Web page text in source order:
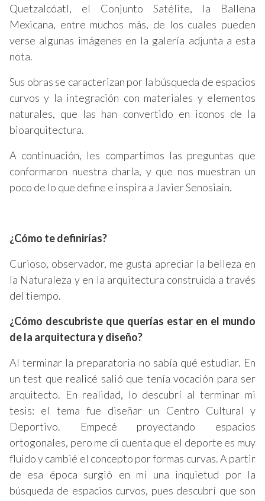
Quetzalcóatl, el Conjunto Satélite, la Ballena
Mexicana, entre muchos más, de los cuales pueden
verse algunas imágenes en la galería adjunta a esta
nota.
Sus obras se caracterizan por la búsqueda de espacios
curvos y la integración con materiales y elementos
naturales, que las han convertido en iconos de la
bioarquitectura.
A continuación, les compartimos las preguntas que
conformaron nuestra charla, y que nos muestran un
poco de lo que define e inspira a Javier Senosiain.
¿Cómo te definirías?
Curioso, observador, me gusta apreciar la belleza en
la Naturaleza y en la arquitectura construida a través
del tiempo.
¿Cómo descubriste que querías estar en el mundo
de la arquitectura y diseño?
Al terminar la preparatoria no sabía qué estudiar. En
un test que realicé salió que tenía vocación para ser
arquitecto. En realidad, lo descubrí al terminar mi
tesis: el tema fue diseñar un Centro Cultural y
Deportivo. Empecé proyectando espacios
ortogonales, pero me di cuenta que el deporte es muy
fluido y cambié el concepto por formas curvas. A partir
de esa época surgió en mí una inquietud por la
búsqueda de espacios curvos, pues descubrí que son